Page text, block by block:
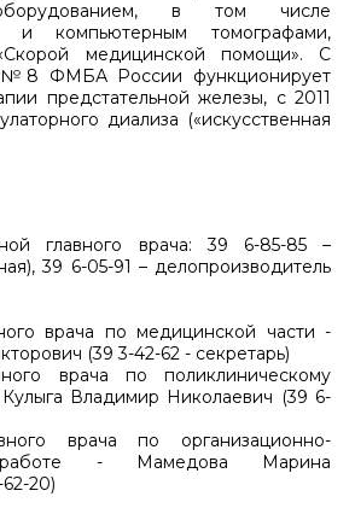
в том числе
и компьютерным томографами,
медицинской помощи». С
ФМБА России функционирует
предстательной железы, с 2011
диализа («искусственная
главного врача: 39 6-85-85 –
39 6-05-91 – делопроизводитель
врача по медицинской части -
(39 3-42-62 - секретарь)
врача по поликлиническому
Владимир Николаевич (39 6-
врача по организационно-
работе - Мамедова Марина
20)